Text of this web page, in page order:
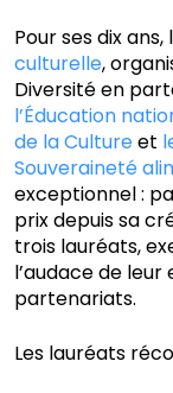
Pour ses dix ans,
culturelle,
Diversité en
l’Éducation
de la Cultureet
Souveraineté
exceptionnel :
prix depuis sa
trois lauréats,
l’audace de
partenariats.
Les lauréats